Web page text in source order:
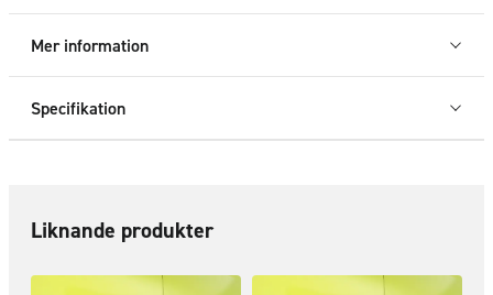
2025+
Mer information
Specifikation
Liknande produkter